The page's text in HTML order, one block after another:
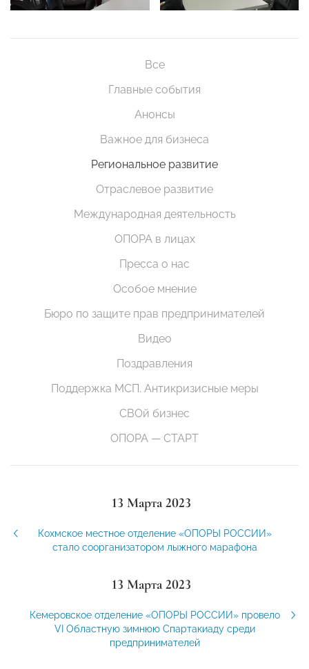
Все
Главные события
Анонсы
Важное для бизнеса
Региональное развитие
Отраслевое развитие
Международная деятельность
ОПОРА в лицах
Пресса о нас
Особое мнение
Бюро по защите прав предпринимателей
Видео
Поздравления
Поддержка МСП. Антикризисные меры
СВОй бизнес
ОПОРА — СТАРТ
13 Марта 2023
Кохмское местное отделение «ОПОРЫ РОССИИ»
стало соорганизатором лыжного марафона
13 Марта 2023
Кемеровское отделение «ОПОРЫ РОССИИ» провело
VI Областную зимнюю Спартакиаду среди
предпринимателей